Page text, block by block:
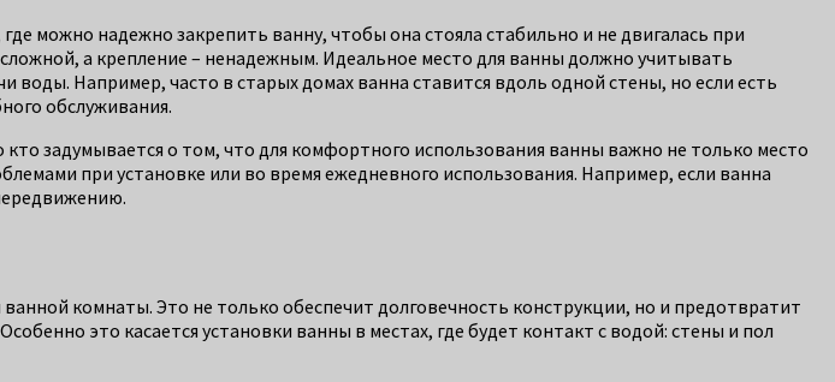
можно надежно закрепить ванну, чтобы она стояла стабильно и не двигалась при
а крепление – ненадежным. Идеальное место для ванны должно учитывать
Например, часто в старых домах ванна ставится вдоль одной стены, но если есть
обслуживания.
задумывается о том, что для комфортного использования ванны важно не только место
при установке или во время ежедневного использования. Например, если ванна
комнаты. Это не только обеспечит долговечность конструкции, но и предотвратит
это касается установки ванны в местах, где будет контакт с водой: стены и пол